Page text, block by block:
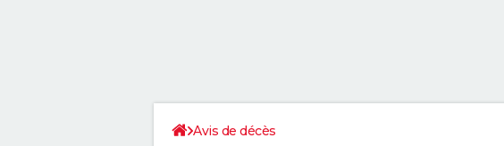
Avis de décès